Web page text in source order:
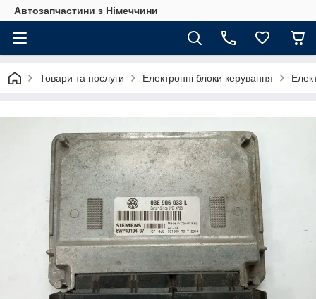
Автозапчастини з Німеччини
Товари та послуги Електронні блоки керування